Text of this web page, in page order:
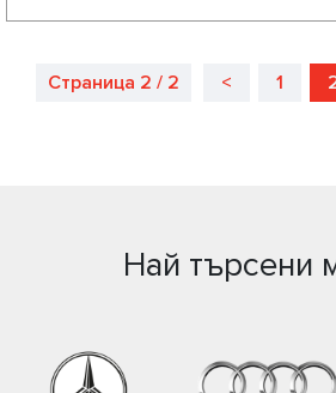
Страница 2 / 2 < 1
Най търсени